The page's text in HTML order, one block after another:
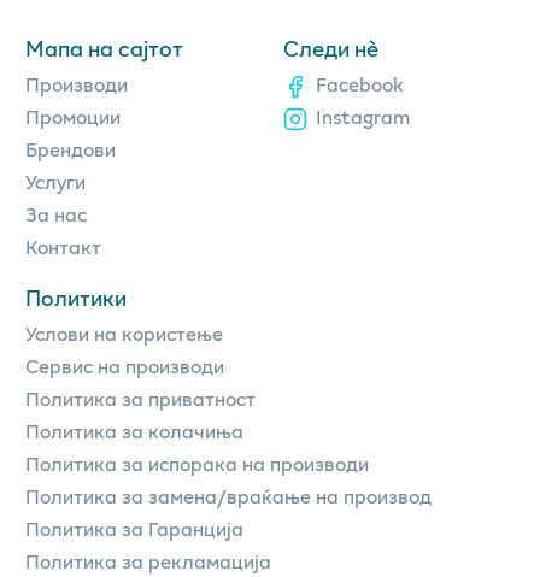
Мапа на сајтот
Производи
Промоции
Брендови
Услуги
За нас
Контакт
Политики
Услови на користење
Сервис на производи
Политика за приватност
Политика за колачиња
Политика за испорака на производи
Политика за замена/враќање на производ
Политика за Гаранција
Политика за рекламација
Следи нè
Facebook
Instagram